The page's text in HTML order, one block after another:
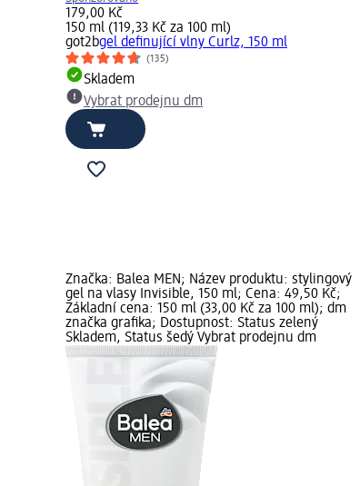
179,00 Kč
150 ml (119,33 Kč za 100 ml)
got2bgel definující vlny Curlz, 150 ml
(135)
Skladem
Vybrat prodejnu dm
Značka: Balea MEN; Název produktu: stylingový
gel na vlasy Invisible, 150 ml; Cena: 49,50 Kč;
Základní cena: 150 ml (33,00 Kč za 100 ml); dm
značka grafika; Dostupnost: Status zelený
Skladem, Status šedý Vybrat prodejnu dm